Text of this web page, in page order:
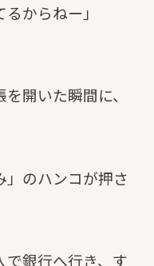
からねー」
開いた瞬間に、
」のハンコが押さ
で銀行へ行き、す